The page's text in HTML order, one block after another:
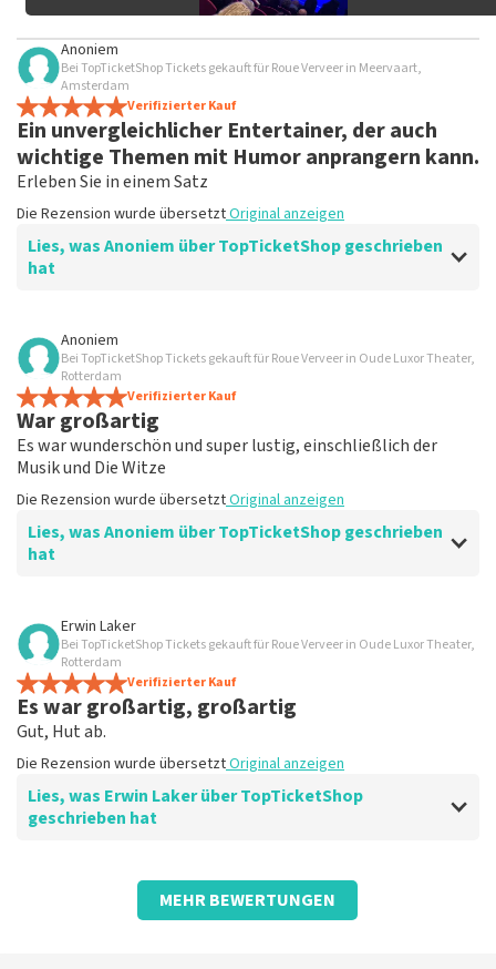
Anoniem
Bei TopTicketShop Tickets gekauft für Roue Verveer in Meervaart,
Amsterdam
Verifizierter Kauf
Ein unvergleichlicher Entertainer, der auch
wichtige Themen mit Humor anprangern kann.
Erleben Sie in einem Satz
Die Rezension wurde übersetztOriginal anzeigen
Lies, was Anoniem über TopTicketShop geschrieben
hat
Bewertung von Anoniem über
Vertrauenswürdig
Du bekommst, was sie versprechen, also tu nichts
dagegen
Die Rezension wurde übersetzt Original anzeigen
Anoniem
Bei TopTicketShop Tickets gekauft für Roue Verveer in Oude Luxor Theater,
Rotterdam
Verifizierter Kauf
War großartig
Es war wunderschön und super lustig, einschließlich der
Musik und Die Witze
Die Rezension wurde übersetztOriginal anzeigen
Lies, was Anoniem über TopTicketShop geschrieben
hat
Bewertung von Anoniem über
Gut. Kommunikation
Die Rezension wurde übersetzt
Erwin Laker
Bei TopTicketShop Tickets gekauft für Roue Verveer in Oude Luxor Theater,
Rotterdam
Verifizierter Kauf
Es war großartig, großartig
Gut, Hut ab.
Die Rezension wurde übersetztOriginal anzeigen
Lies, was Erwin Laker über TopTicketShop
geschrieben hat
Bewertung von Erwin Laker überTopTicketShop
Gut organisiert
MEHR BEWERTUNGEN